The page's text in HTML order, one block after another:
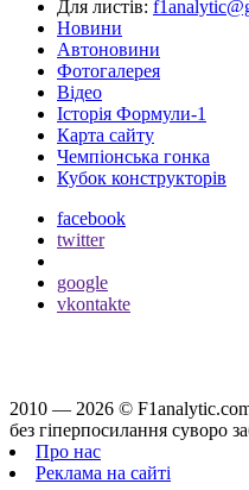
Для листів:
Новини
Автоновини
Фотогалерея
Відео
Історія Формули-1
Карта сайту
Чемпіонська гонка
Кубок конструкторів
facebook
twitter
google
vkontakte
2010 — 2026 ©
без гіперпосилання суворо
Про нас
Реклама на сайті